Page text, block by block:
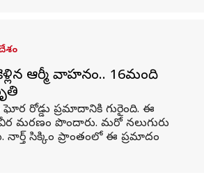
ఆర్మీ వాహనం.. 16మంది
రోడ్డు ప్రమాదానికి గురైంది. ఈ
మరణం పొందారు. మరో నలుగురు
నార్త్ సిక్కిం ప్రాంతంలో ఈ ప్రమాదం